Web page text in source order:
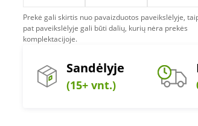
Prekė gali skirtis nuo pavaizduotos paveikslėlyje,
pat paveikslėlyje gali būti dalių, kurių nėra prekės
komplektacijoje.
Sandėlyje
(15+ vnt.)